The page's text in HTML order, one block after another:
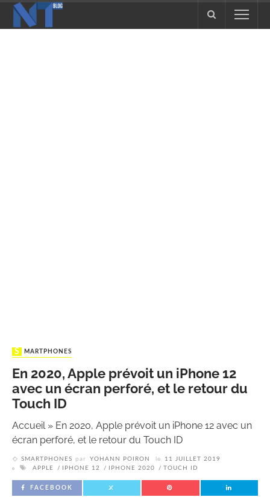
SMARTPHONES
En 2020, Apple prévoit un iPhone 12
avec un écran perforé, et le retour du
Touch ID
Accueil» En 2020, Apple prévoit un iPhone 12 avec un
écran perforé, et le retour du Touch ID
SMARTPHONES par YOHANN POIRON le
11 JUILLET 2019
APPLE
IPHONE 12 IPHONE 2020 TOUCH ID
FACEBOOK